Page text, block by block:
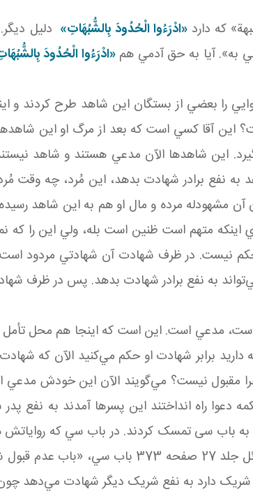
که دارد «ادْرَءُوا الْحُدُودَ بِالشُّبُهَاتِ» دليل
به». آيا به حق آدمي هم«ادْرَءُوا الْحُدُودَ
بعضي از بستگان اين شاهد طرح کردند و
اين آقا کسي است که بعد از مرگ او اين
اين شاهدها الآن مدعي‌ هستند و شاهد
به نفع برادر شهادت بدهد، اين مُرد، چه وقت
مشهودله مرده و مال او هم به اين شاهد
متهم است ظنين است بله، ولي اين را که
نيست. در ظرف شهادت آن شهادتي مردود است
به نفع برادر شهادت بدهد. پس در ظرف
است، مدعي است. اين است که اينجا هم محل
برابر شهادت او حکم مي‌کنيد الآن که
مقبول نيست؟ مي‌گويند الآن اين خودش
راه انداختند اين پسرها آمدند به نفع پدر
باب سی تمسک کردند. در باب سي که رواياتش
اين بود که اگر اين شخص متهم باشد که به نفع خود دارد شهادت مي‌دهد شهادت او مقبول
دارد به نفع شريک ديگر شهادت مي‌دهد